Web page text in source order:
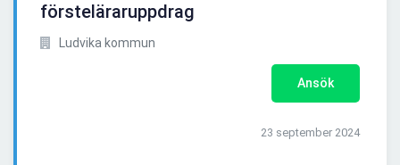
försteläraruppdrag
Ludvika kommun
Ansök
23 september 2024